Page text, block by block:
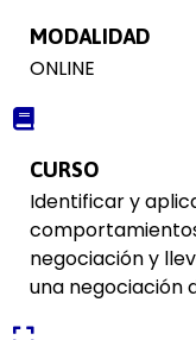
MODALIDAD
ONLINE
CURSO
Identificar y
negociación y
una negociación